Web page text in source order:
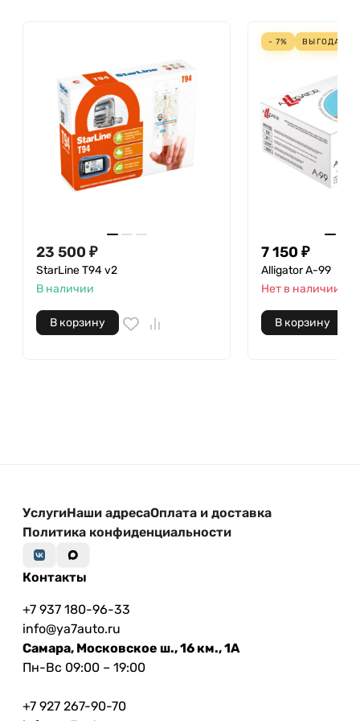
23 500 ₽
StarLine Т94 v2
В наличии
В корзину
- 7% ВЫГОДА
7 150 ₽
Alligator A-99
Нет в наличии
В корзину
УслугиНаши адресаОплата и доставка
Политика конфиденциальности
Контакты
+7 937 180-96-33
info@ya7auto.ru
Самара, Московское ш., 16 км., 1А
Пн-Вс 09:00 – 19:00
+7 927 267-90-70